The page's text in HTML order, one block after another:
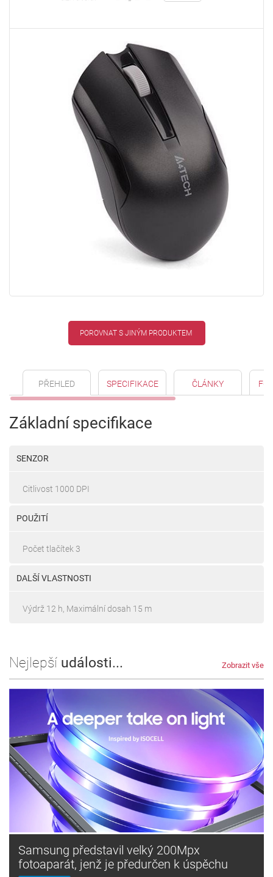
POROVNAT S JINÝM PRODUKTEM
PŘEHLED SPECIFIKACE ČLÁNKY
Základní specifikace
SENZOR
Citlivost 1000 DPI
POUŽITÍ
Počet tlačítek 3
DALŠÍ VLASTNOSTI
Výdrž 12 h, Maximální dosah 15 m
Nejlepší události... Zobrazit vše
Samsung představil velký 200Mpx
fotoaparát, jenž je předurčen k úspěchu